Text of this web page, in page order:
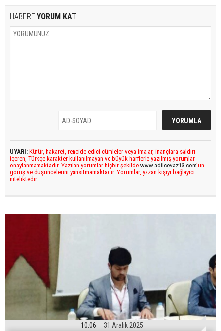
HABERE YORUM KAT
UYARI: Küfür, hakaret, rencide edici cümleler veya imalar, inançlara saldırı
içeren, Türkçe karakter kullanılmayan ve büyük harflerle yazılmış yorumlar
onaylanmamaktadır. Yazılan yorumlar hiçbir şekilde www.adilcevaz13.com’un
görüş ve düşüncelerini yansıtmamaktadır. Yorumlar, yazan kişiyi bağlayıcı
niteliktedir.
10:06 31 Aralık 2025